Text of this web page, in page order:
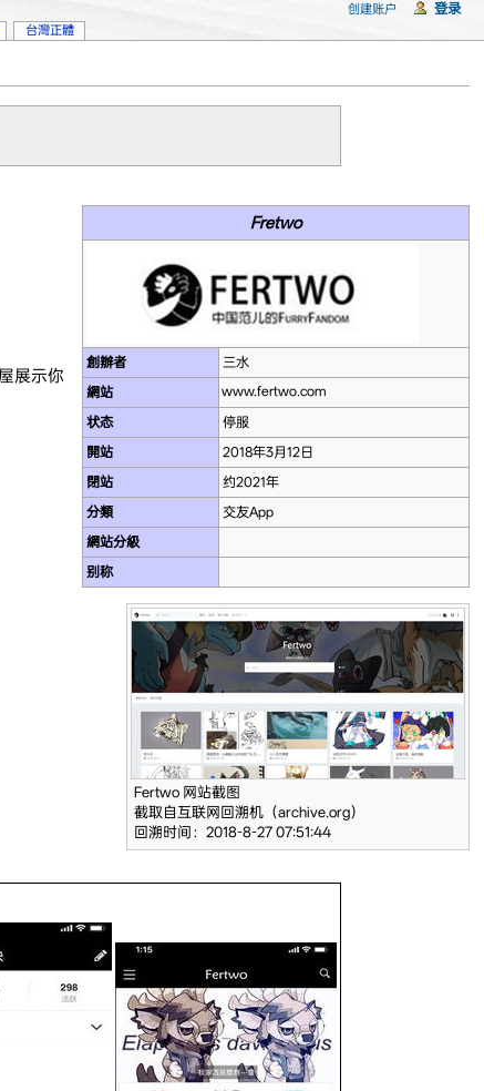
Fretwo
創辦者
三水
網站
www.fertwo.com
状态
停服
開站
2018年3月12日
閉站
约2021年
分類
交友App
網站分級
别称
展示你
Fertwo 网站截图
截取自互联网回溯机（archive.org）
回溯时间：2018-8-27 07:51:44
台灣正體
创建账户 登录